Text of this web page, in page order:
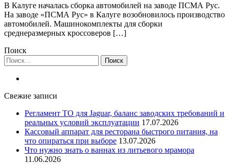
В Калуге началась сборка автомобилей на заводе ПСМА Рус.
На заводе «ПСМА Рус» в Калуге возобновилось производство
автомобилей. Машинокомплекты для сборки
среднеразмерных кроссоверов […]
Поиск
Найти:
Свежие записи
Регламент ТО для Jaguar, баланс заводских требований и
реальных условий эксплуатации 17.07.2026
Кассовый аппарат для ресторана быстрого питания, на
что опираться при выборе 13.07.2026
Что нужно знать о ваннах из литьевого мрамора
11.06.2026